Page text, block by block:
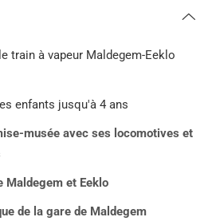
train à vapeur Maldegem-Eeklo
enfants jusqu'à 4 ans
musée avec ses locomotives et
et Eeklo
de la gare de Maldegem